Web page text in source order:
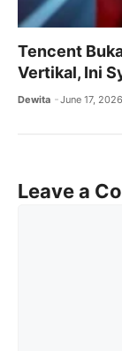
Tencent
Vertikal, Ini
Dewita June 17, 2026
Leave a